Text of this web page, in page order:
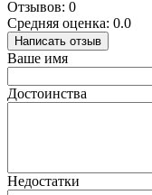
Отзывов: 0
Средняя оценка: 0.0
Написать отзыв
Ваше имя
Достоинства
Недостатки